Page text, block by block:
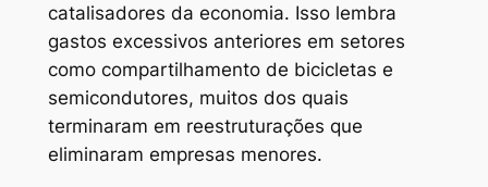
catalisadores da economia. Isso lembra
gastos excessivos anteriores em setores
como compartilhamento de bicicletas e
semicondutores, muitos dos quais
terminaram em reestruturações que
eliminaram empresas menores.